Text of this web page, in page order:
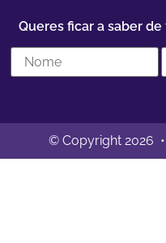
Queres ficar a saber
© Copyright 2026